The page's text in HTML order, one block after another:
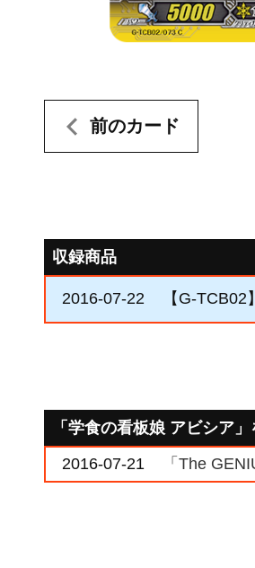
前のカード
収録商品
2016-07-22 【G-
「学食の看板娘 アビシア
2016-07-21
「The